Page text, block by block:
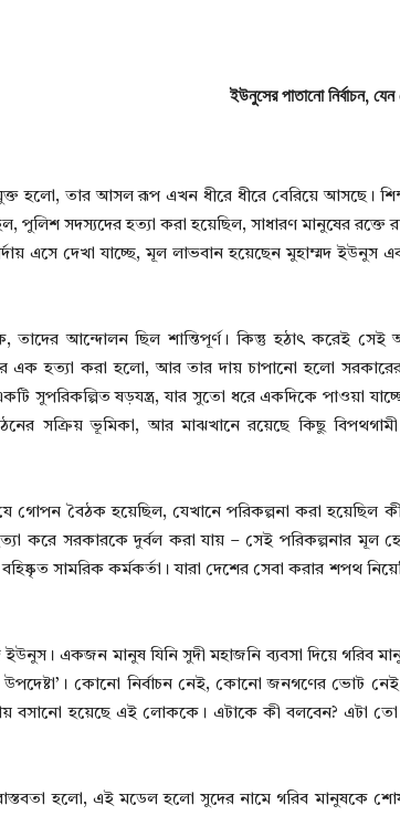
ইউনুসের পাতানো নির্বাচন,
হলো, তার আসল রূপ এখন ধীরে ধীরে বেরিয়ে আসছে।
পুলিশ সদস্যদের হত্যা করা হয়েছিল, সাধারণ মানুষের রক্তে
দেখা যাচ্ছে, মূল লাভবান হয়েছেন মুহাম্মদ ইউনুস
তাদের আন্দোলন ছিল শান্তিপূর্ণ। কিন্তু হঠাৎ করেই
পর এক হত্যা করা হলো, আর তার দায় চাপানো হলো
সুপরিকল্পিত ষড়যন্ত্র, যার সুতো ধরে একদিকে পাওয়া যাচ্ছে
সক্রিয় ভূমিকা, আর মাঝখানে রয়েছে কিছু বিপথগামী
বৈঠক হয়েছিল, যেখানে পরিকল্পনা করা হয়েছিল
করে সরকারকে দুর্বল করা যায় – সেই পরিকল্পনার মূল
সামরিক কর্মকর্তা। যারা দেশের সেবা করার শপথ
একজন মানুষ যিনি সুদী মহাজনি ব্যবসা দিয়ে গরিব
উপদেষ্টা’। কোনো নির্বাচন নেই, কোনো জনগণের ভোট
বসানো হয়েছে এই লোককে। এটাকে কী বলবেন? এটা তো
হলো, এই মডেল হলো সুদের নামে গরিব মানুষকে